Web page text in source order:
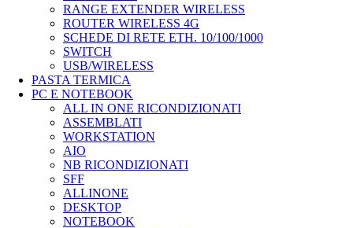
RANGE EXTENDER WIRELESS
ROUTER WIRELESS 4G
SCHEDE DI RETE ETH. 10/100/1000
SWITCH
USB/WIRELESS
PASTA TERMICA
PC E NOTEBOOK
ALL IN ONE RICONDIZIONATI
ASSEMBLATI
WORKSTATION
AIO
NB RICONDIZIONATI
SFF
ALLINONE
DESKTOP
NOTEBOOK